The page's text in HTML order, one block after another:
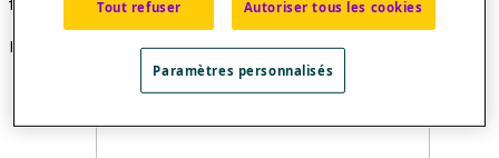
Exemple
Une droite possède une seule abscisse à l’origine.
Tout refuser Autoriser tous les cookies
Paramètres personnalisés